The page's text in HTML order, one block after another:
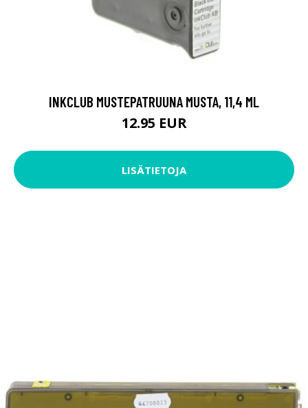
INKCLUB MUSTEPATRUUNA MUSTA, 11,4 ML
12.95 EUR
LISÄTIETOJA